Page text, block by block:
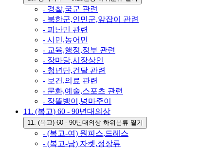
- 경찰,국군 관련
- 북한군,인민군,앞잡이 관련
- 피난민 관련
- 시민,농어민
- 교육,행정,정부 관련
- 장마당,시장상인
- 청년단,건달 관련
- 보건,의료 관련
- 문화,예술,스포츠 관련
- 장똘뱅이,넝마주이
11. (복고) 60 - 90년대의상
11. (복고) 60 - 90년대의상 하위분류 열기
- (복고-여) 원피스,드레스
- (복고-남) 자켓,정장류